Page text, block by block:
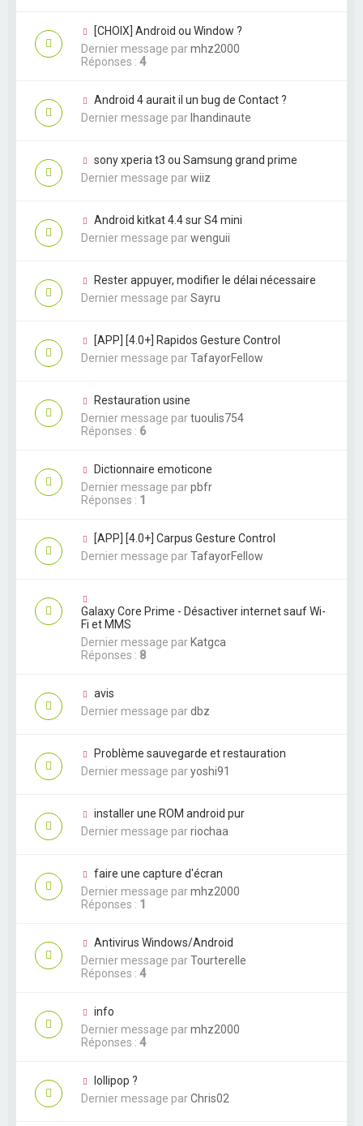
[CHOIX] Android ou Window ?
Dernier message parmhz2000
Réponses : 4
Android 4 aurait il un bug de Contact ?
Dernier message parlhandinaute
sony xperia t3 ou Samsung grand prime
Dernier message parwiiz
Android kitkat 4.4 sur S4 mini
Dernier message parwenguii
Rester appuyer, modifier le délai nécessaire
Dernier message parSayru
[APP] [4.0+] Rapidos Gesture Control
Dernier message parTafayorFellow
Restauration usine
Dernier message partuoulis754
Réponses : 6
Dictionnaire emoticone
Dernier message parpbfr
Réponses : 1
[APP] [4.0+] Carpus Gesture Control
Dernier message parTafayorFellow
Galaxy Core Prime - Désactiver internet sauf Wi-
Fi et MMS
Dernier message parKatgca
Réponses : 8
avis
Dernier message pardbz
Problème sauvegarde et restauration
Dernier message paryoshi91
installer une ROM android pur
Dernier message parriochaa
faire une capture d'écran
Dernier message parmhz2000
Réponses : 1
Antivirus Windows/Android
Dernier message parTourterelle
Réponses : 4
info
Dernier message parmhz2000
Réponses : 4
lollipop ?
Dernier message parChris02